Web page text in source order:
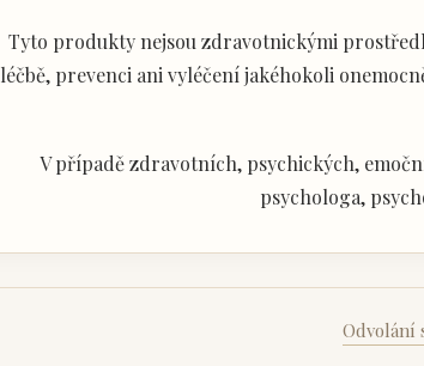
Tyto produkty nejsou zdravotnickými
léčbě, prevenci ani vyléčení jakéhokoli
V případě zdravotních, psychických,
psychologa,
Odvolání